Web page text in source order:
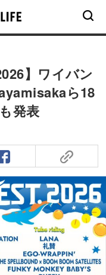
】ワイバン
ら18
発表